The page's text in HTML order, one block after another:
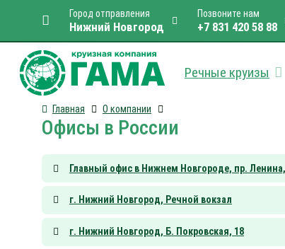
Город отправления
Нижний Новгород
Позвоните нам
+7 831 420 58 88
Речные круизы
Главная О компании
Офисы в России
Главный офис в Нижнем Новгороде, пр. Ленина,
г. Нижний Новгород, Речной вокзал
г. Нижний Новгород, Б. Покровская, 18